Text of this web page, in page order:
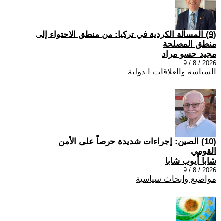
(9) المسألة الكردية في تركيا: من منطق الاحتواء إلى
منطق المصلحة
مجيد حسو مراد
2026 / 8 / 9
السياسة والعلاقات الدولية
(10) الصين: إجراءات شديدة حرصاً على الأمن
القومي
شابا أيوب شابا
2026 / 8 / 9
مواضيع وابحاث سياسية